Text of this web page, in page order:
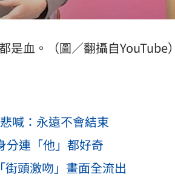
血。（圖／翻攝自YouTube）
喊：永遠不會結束
連「他」都好奇
頭激吻」畫面全流出